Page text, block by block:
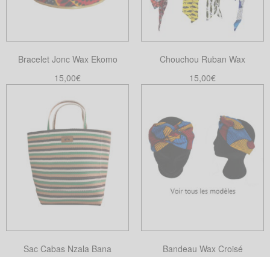
Bracelet Jonc Wax Ekomo
15,00€
Ce
produit
a
plusieurs
variations.
Les
options
peuvent
choisies
sur
Chouchou Ruban Wax
15,00€
produit
plusieurs
variations.
options
choisies
sur
Sac Cabas Nzala Bana Bandeau Wax Croisé